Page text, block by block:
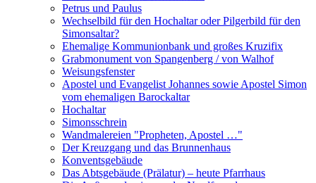
Petrus und Paulus
Wechselbild für den Hochaltar oder Pilgerbild für den
Simonsaltar?
Ehemalige Kommunionbank und großes Kruzifix
Grabmonument von Spangenberg / von Walhof
Weisungsfenster
Apostel und Evangelist Johannes sowie Apostel Simon
vom ehemaligen Barockaltar
Hochaltar
Simonsschrein
Wandmalereien "Propheten, Apostel …"
Der Kreuzgang und das Brunnenhaus
Konventsgebäude
Das Abtsgebäude (Prälatur) – heute Pfarrhaus